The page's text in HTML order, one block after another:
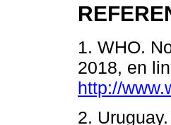
1. WHO.
2018, en
http://
2.